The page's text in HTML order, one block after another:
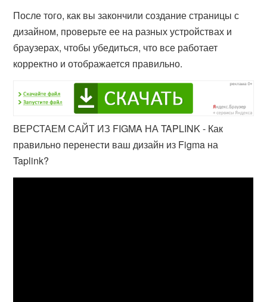
После того, как вы закончили создание страницы с
дизайном, проверьте ее на разных устройствах и
браузерах, чтобы убедиться, что все работает
корректно и отображается правильно.
ВЕРСТАЕМ САЙТ ИЗ FIGMA НА TAPLINK - Как
правильно перенести ваш дизайн из Figma на
Taplink?